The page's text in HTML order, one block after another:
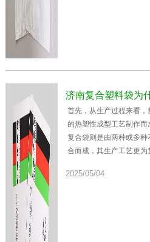
济南复合塑料袋为
首先，从生产过程来看
的热塑性成型工艺制作
复合袋则是由两种或多
合而成，其生产工艺更
2025/05/04